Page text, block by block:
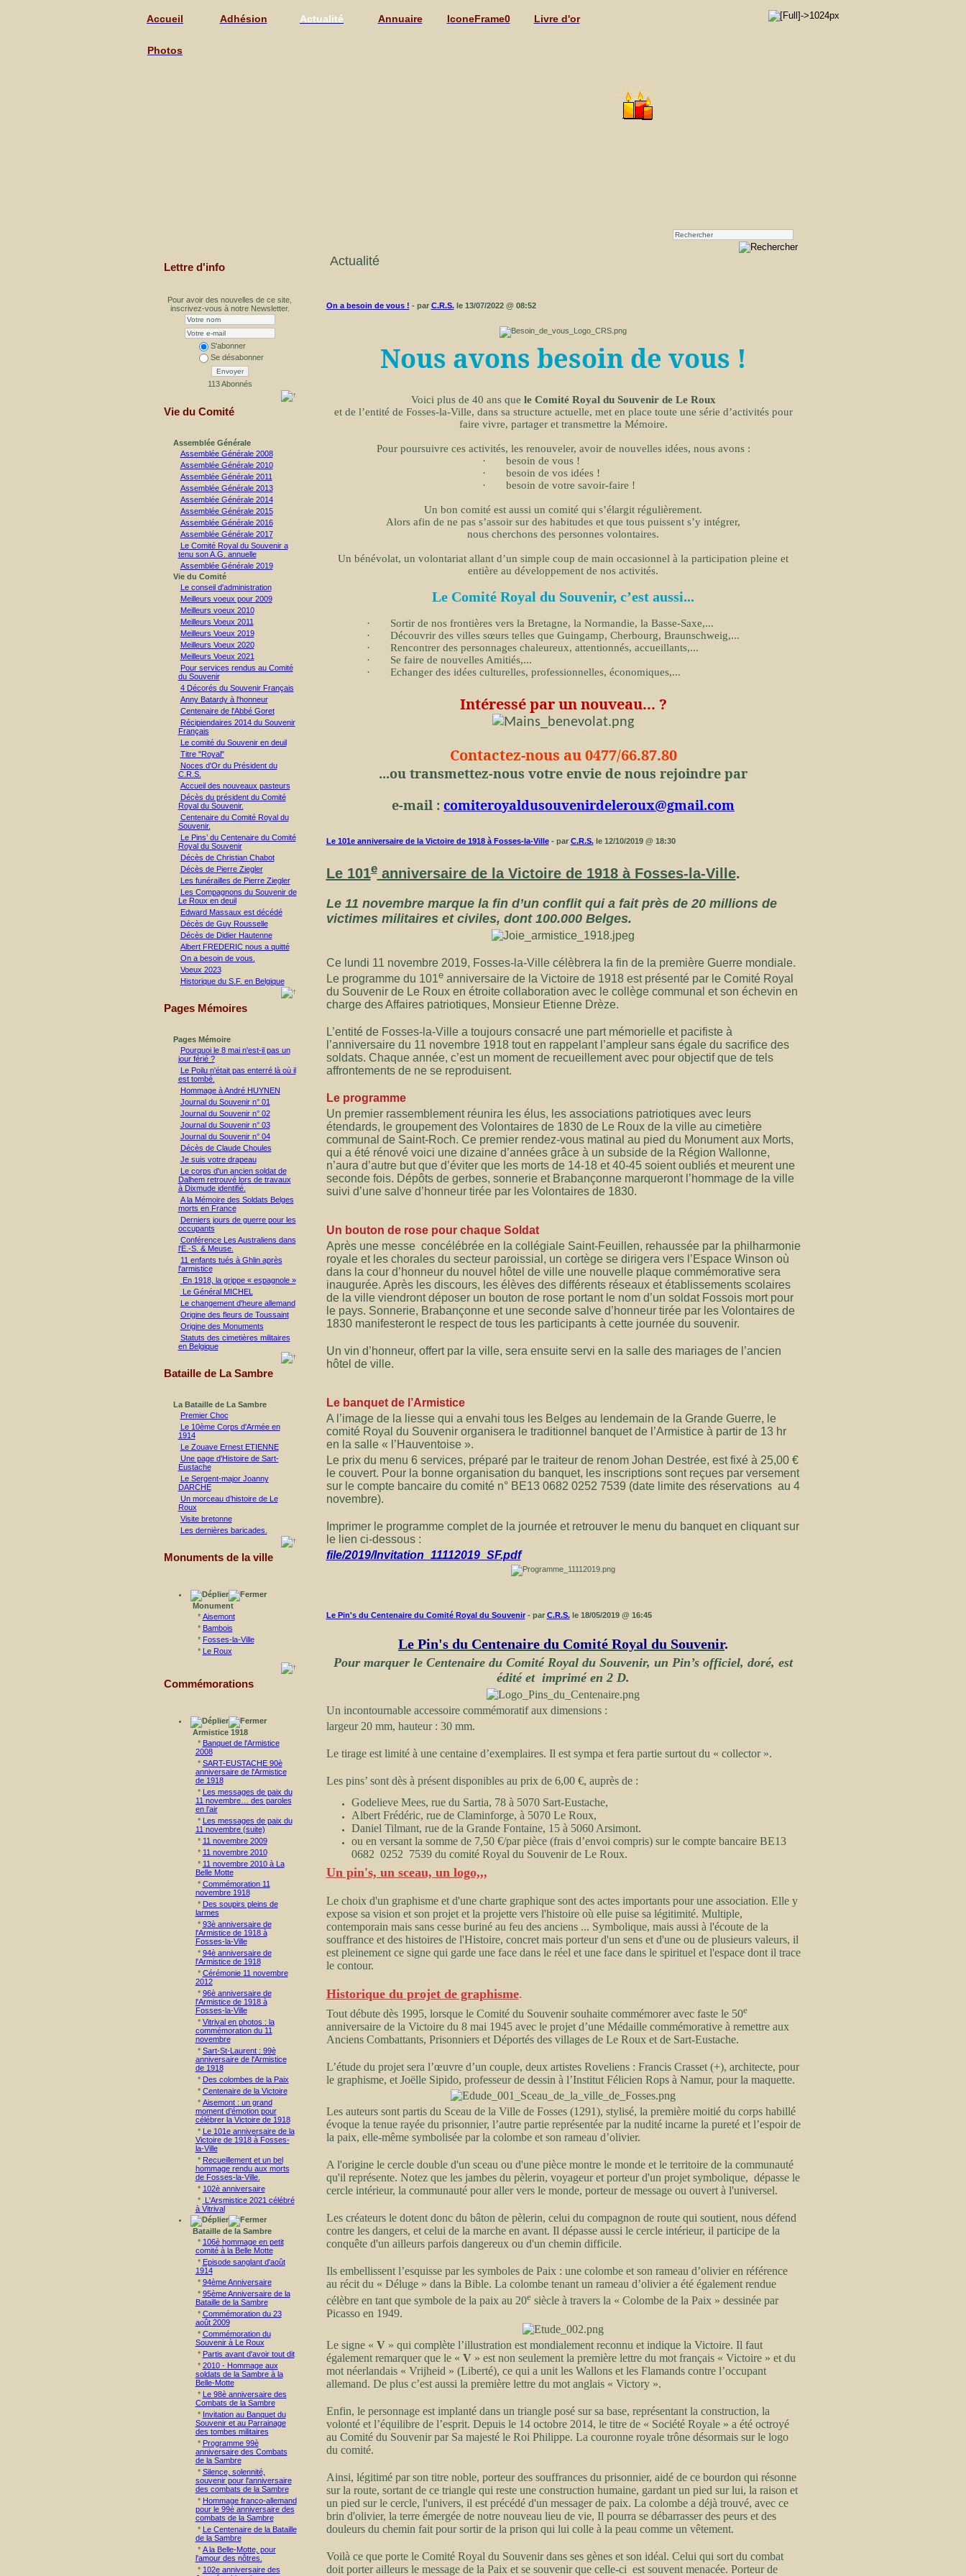
Accueil Adhésion Actualité Annuaire IconeFrame0 Livre d'or
Photos
Lettre d'info
Pour avoir des nouvelles de ce site,
inscrivez-vous à notre Newsletter.
S'abonner
Se désabonner
Envoyer
113 Abonnés
Vie du Comité
Assemblée Générale
Assemblée Générale 2008
Assemblée Générale 2010
Assemblée Générale 2011
Assemblée Générale 2013
Assemblée Générale 2014
Assemblée Générale 2015
Assemblée Générale 2016
Assemblée Générale 2017
Le Comité Royal du Souvenir a
tenu son A.G. annuelle
Assemblée Générale 2019
Vie du Comité
Le conseil d'administration
Meilleurs voeux pour 2009
Meilleurs voeux 2010
Meilleurs Voeux 2011
Meilleurs Voeux 2019
Meilleurs Voeux 2020
Meilleurs Voeux 2021
Pour services rendus au Comité
du Souvenir
4 Décorés du Souvenir Français
Anny Batardy à l'honneur
Centenaire de l'Abbé Goret
Récipiendaires 2014 du Souvenir
Français
Le comité du Souvenir en deuil
Titre "Royal"
Noces d'Or du Président du
C.R.S.
Accueil des nouveaux pasteurs
Décès du président du Comité
Royal du Souvenir.
Centenaire du Comité Royal du
Souvenir.
Le Pins’ du Centenaire du Comité
Royal du Souvenir
Décès de Christian Chabot
Décès de Pierre Ziegler
Les funérailles de Pierre Ziegler
Les Compagnons du Souvenir de
Le Roux en deuil
Edward Massaux est décédé
Décès de Guy Rousselle
Décès de Didier Hautenne
Albert FREDERIC nous a quitté
On a besoin de vous.
Voeux 2023
Historique du S.F. en Belgique
Pages Mémoires
Pages Mémoire
Pourquoi le 8 mai n'est-il pas un
jour férié ?
Le Poilu n'était pas enterré là où il
est tombé.
Hommage à André HUYNEN
Journal du Souvenir n° 01
Journal du Souvenir n° 02
Journal du Souvenir n° 03
Journal du Souvenir n° 04
Décès de Claude Choules
Je suis votre drapeau
Le corps d'un ancien soldat de
Dalhem retrouvé lors de travaux
à Dixmude identifié.
A la Mémoire des Soldats Belges
morts en France
Derniers jours de guerre pour les
occupants
Conférence Les Australiens dans
l'E.-S. & Meuse.
11 enfants tués à Ghlin après
l'armistice
En 1918, la grippe « espagnole »
Le Général MICHEL
Le changement d'heure allemand
Origine des fleurs de Toussaint
Origine des Monuments
Statuts des cimetières militaires
en Belgique
Bataille de La Sambre
La Bataille de La Sambre
Premier Choc
Le 10ème Corps d'Armée en
1914
Le Zouave Ernest ETIENNE
Une page d'Histoire de Sart-
Eustache
Le Sergent-major Joanny
DARCHE
Un morceau d’histoire de Le
Roux
Visite bretonne
Les dernières baricades.
Monuments de la ville
Monument
* Aisemont
* Bambois
* Fosses-la-Ville
* Le Roux
Commémorations
Armistice 1918
* Banquet de l'Armistice
2008
* SART-EUSTACHE 90è
anniversaire de l'Armistice
de 1918
* Les messages de paix du
11 novembre… des paroles
en l’air
* Les messages de paix du
11 novembre (suite)
* 11 novembre 2009
* 11 novembre 2010
* 11 novembre 2010 à La
Belle Motte
* Commémoration 11
novembre 1918
* Des soupirs pleins de
larmes
* 93è anniversaire de
l'Armistice de 1918 à
Fosses-la-Ville
* 94è anniversaire de
l'Armistice de 1918
* Cérémonie 11 novembre
2012
* 96è anniversaire de
l'Armistice de 1918 à
Fosses-la-Ville
* Vitrival en photos : la
commémoration du 11
novembre
* Sart-St-Laurent : 99è
anniversaire de l'Armistice
de 1918
* Des colombes de la Paix
* Centenaire de la Victoire
* Aisemont : un grand
moment d’émotion pour
célébrer la Victoire de 1918
* Le 101e anniversaire de la
Victoire de 1918 à Fosses-
la-Ville
* Recueillement et un bel
hommage rendu aux morts
de Fosses-la-Ville.
* 102è anniversaire
* L'Arsmistice 2021 célébré
à Vitrival
Bataille de la Sambre
* 106è hommage en petit
comité à la Belle Motte
* Episode sanglant d'août
1914
* 94ème Anniversaire
* 95ème Anniversaire de la
Bataille de la Sambre
* Commémoration du 23
août 2009
* Commémoration du
Souvenir à Le Roux
* Partis avant d'avoir tout dit
* 2010 - Hommage aux
soldats de la Sambre à la
Belle-Motte
* Le 98è anniversaire des
Combats de la Sambre
* Invitation au Banquet du
Souvenir et au Parrainage
des tombes militaires
* Programme 99è
anniversaire des Combats
de la Sambre
* Silence, solennité,
souvenir pour l'anniversaire
des combats de la Sambre
* Hommage franco-allemand
pour le 99è anniversaire des
combats de la Sambre
* Le Centenaire de la Bataille
de la Sambre
* A la Belle-Motte, pour
l'amour des nôtres.
* 102e anniversaire des
Actualité
On a besoin de vous ! - par C.R.S.le 13/07/2022 @ 08:52
Nous avons besoin de vous !
Voici plus de 40 ans que le Comité Royal du Souvenir de Le Roux
et de l’entité de Fosses-la-Ville, dans sa structure actuelle, met en place toute une série d’activités pour
faire vivre, partager et transmettre la Mémoire.
Pour poursuivre ces activités, les renouveler, avoir de nouvelles idées, nous avons :
·
besoin de vous !
·
besoin de vos idées !
·
besoin de votre savoir-faire !
Un bon comité est aussi un comité qui s’élargit régulièrement.
Alors afin de ne pas s’assoir sur des habitudes et que tous puissent s’y intégrer,
nous cherchons des personnes volontaires.
Un bénévolat, un volontariat allant d’un simple coup de main occasionnel à la participation pleine et
entière au développement de nos activités.
Le Comité Royal du Souvenir, c’est aussi...
·
Sortir de nos frontières vers la Bretagne, la Normandie, la Basse-Saxe,...
·
Découvrir des villes sœurs telles que Guingamp, Cherbourg, Braunschweig,...
·
Rencontrer des personnages chaleureux, attentionnés, accueillants,...
·
Se faire de nouvelles Amitiés,...
·
Echanger des idées culturelles, professionnelles, économiques,...
Intéressé par un nouveau... ?
Contactez-nous au 0477/66.87.80
...ou transmettez-nous votre envie de nous rejoindre par
e-mail : comiteroyaldusouvenirdeleroux@gmail.com
Le 101e anniversaire de la Victoire de 1918 à Fosses-la-Ville- par C.R.S.le 12/10/2019 @ 18:30
Le 101eanniversaire de la Victoire de 1918 à Fosses-la-Ville.
Le 11 novembre marque la fin d’un conflit qui a fait près de 20 millions de
victimes militaires et civiles, dont 100.000 Belges.
Ce lundi 11 novembre 2019, Fosses-la-Ville célèbrera la fin de la première Guerre mondiale.
Le programme du 101eanniversaire de la Victoire de 1918 est présenté par le Comité Royal
du Souvenir de Le Roux en étroite collaboration avec le collège communal et son échevin en
charge des Affaires patriotiques, Monsieur Etienne Drèze.
L’entité de Fosses-la-Ville a toujours consacré une part mémorielle et pacifiste à
l’anniversaire du 11 novembre 1918 tout en rappelant l’ampleur sans égale du sacrifice des
soldats. Chaque année, c’est un moment de recueillement avec pour objectif que de tels
affrontements de ne se reproduisent.
Le programme
Un premier rassemblement réunira les élus, les associations patriotiques avec leurs
étendards, le groupement des Volontaires de 1830 de Le Roux de la ville au cimetière
communal de Saint-Roch. Ce premier rendez-vous matinal au pied du Monument aux Morts,
qui a été rénové voici une dizaine d’années grâce à un subside de la Région Wallonne,
n’aura d’autre but que d’éviter que les morts de 14-18 et 40-45 soient oubliés et meurent une
seconde fois. Dépôts de gerbes, sonnerie et Brabançonne marqueront l’hommage de la ville
suivi d’une salve d’honneur tirée par les Volontaires de 1830.
Un bouton de rose pour chaque Soldat
Après une messe concélébrée en la collégiale Saint-Feuillen, rehaussée par la philharmonie
royale et les chorales du secteur paroissial, un cortège se dirigera vers l’Espace Winson où
dans la cour d’honneur du nouvel hôtel de ville une nouvelle plaque commémorative sera
inaugurée. Après les discours, les élèves des différents réseaux et établissements scolaires
de la ville viendront déposer un bouton de rose portant le nom d’un soldat Fossois mort pour
le pays. Sonnerie, Brabançonne et une seconde salve d’honneur tirée par les Volontaires de
1830 manifesteront le respect de tous les participants à cette journée du souvenir.
Un vin d’honneur, offert par la ville, sera ensuite servi en la salle des mariages de l’ancien
hôtel de ville.
Le banquet de l’Armistice
A l’image de la liesse qui a envahi tous les Belges au lendemain de la Grande Guerre, le
comité Royal du Souvenir organisera le traditionnel banquet de l’Armistice à partir de 13 hr
en la salle « l’Hauventoise ».
Le prix du menu 6 services, préparé par le traiteur de renom Johan Destrée, est fixé à 25,00 €
le couvert. Pour la bonne organisation du banquet, les inscriptions sont reçues par versement
sur le compte bancaire du comité n° BE13 0682 0252 7539 (date limite des réservations au 4
novembre).
Imprimer le programme complet de la journée et retrouver le menu du banquet en cliquant sur
le lien ci-dessous :
file/2019/Invitation_11112019_SF.pdf
Le Pin's du Centenaire du Comité Royal du Souvenir- par C.R.S.le 18/05/2019 @ 16:45
Le Pin's du Centenaire du Comité Royal du Souvenir.
Pour marquer le Centenaire du Comité Royal du Souvenir, un Pin’s officiel, doré, est
édité et imprimé en 2 D.
Un incontournable accessoire commémoratif aux dimensions :
largeur 20 mm, hauteur : 30 mm.
Le tirage est limité à une centaine d’exemplaires. Il est sympa et fera partie surtout du « collector ».
Les pins’ sont dès à présent disponibles au prix de 6,00 €, auprès de :
Godelieve Mees, rue du Sartia, 78 à 5070 Sart-Eustache,
Albert Frédéric, rue de Claminforge, à 5070 Le Roux,
Daniel Tilmant, rue de la Grande Fontaine, 15 à 5060 Arsimont.
ou en versant la somme de 7,50 €/par pièce (frais d’envoi compris) sur le compte bancaire BE13
0682 0252 7539 du comité Royal du Souvenir de Le Roux.
Un pin's, un sceau, un logo,,,
Le choix d'un graphisme et d'une charte graphique sont des actes importants pour une association. Elle y
expose sa vision et son projet et la projette vers l'histoire où elle puise sa légitimité. Multiple,
contemporain mais sans cesse buriné au feu des anciens ... Symbolique, mais aussi à l'écoute de la
souffrance et des histoires de l'Histoire, concret mais porteur d'un sens et d'une ou de plusieurs valeurs, il
est pleinement ce signe qui garde une face dans le réel et une face dans le spirituel et l'espace dont il trace
le contour.
Historique du projet de graphisme.
Tout débute dès 1995, lorsque le Comité du Souvenir souhaite commémorer avec faste le 50e
anniversaire de la Victoire du 8 mai 1945 avec le projet d’une Médaille commémorative à remettre aux
Anciens Combattants, Prisonniers et Déportés des villages de Le Roux et de Sart-Eustache.
L’étude du projet sera l’œuvre d’un couple, deux artistes Roveliens : Francis Crasset (+), architecte, pour
le graphisme, et Joëlle Sipido, professeur de dessin à l’Institut Félicien Rops à Namur, pour la maquette.
Les auteurs sont partis du Sceau de la Ville de Fosses (1291), stylisé, la première moitié du corps habillé
évoque la tenue rayée du prisonnier, l’autre partie représentée par la nudité incarne la pureté et l’espoir de
la paix, elle-même symbolisée par la colombe et son rameau d’olivier.
A l'origine le cercle double d'un sceau ou d'une pièce montre le monde et le territoire de la communauté
qu'il représente. Notez que les jambes du pèlerin, voyageur et porteur d'un projet symbolique, dépasse le
cercle intérieur, la communauté pour aller vers le monde, porteur de message ou ouvert à l'universel.
Les créateurs le dotent donc du bâton de pèlerin, celui du compagnon de route qui soutient, nous défend
contre les dangers, et celui de la marche en avant. Il dépasse aussi le cercle intérieur, il participe de la
conquête d'un ailleurs parfois dangereux ou d'un chemin difficile.
Ils embellissent l’esquisse par les symboles de Paix : une colombe et son rameau d’olivier en référence
au récit du « Déluge » dans la Bible. La colombe tenant un rameau d’olivier a été également rendue
célèbre en tant que symbole de la paix au 20esiècle à travers la « Colombe de la Paix » dessinée par
Picasso en 1949.
Le signe « V» qui complète l’illustration est mondialement reconnu et indique la Victoire. Il faut
également remarquer que le « V» est non seulement la première lettre du mot français « Victoire » et du
mot néerlandais « Vrijheid » (Liberté), ce qui a unit les Wallons et les Flamands contre l’occupant
allemand. De plus c’est aussi la première lettre du mot anglais « Victory ».
Enfin, le personnage est implanté dans un triangle posé sur sa base, représentant la construction, la
volonté et l’équilibre de l’esprit. Depuis le 14 octobre 2014, le titre de « Société Royale » a été octroyé
au Comité du Souvenir par Sa majesté le Roi Philippe. La couronne royale trône désormais sur le logo
du comité.
Ainsi, légitimé par son titre noble, porteur des souffrances du prisonnier, aidé de ce bourdon qui résonne
sur la route, sortant de ce triangle qui reste une construction humaine, gardant un pied sur lui, la raison et
un pied sur le cercle, l'univers, il est précédé d'un messager de paix. La colombe a déjà trouvé, avec ce
brin d'olivier, la terre émergée de notre nouveau lieu de vie, Il pourra se débarrasser des peurs et des
douleurs du chemin fait pour sortir de la prison qui lui colle à la peau comme un vêtement.
Voilà ce que porte le Comité Royal du Souvenir dans ses gènes et son idéal. Celui qui sort du combat
doit porter ailleurs le message de la Paix et se souvenir que celle-ci est souvent menacée. Porteur de